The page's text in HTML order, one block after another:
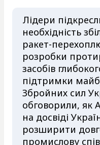
Лідери
необхідність
ракет-
розробки
засобів
підтримки
Збройних сил
обговорили, як
на досвіді
розширити
промислову